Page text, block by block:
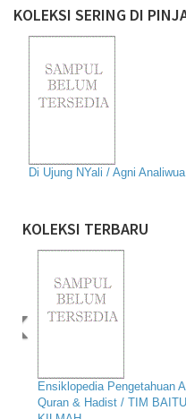
KOLEKSI SERING DI
Di Ujung NYali / Agni Analiwua
KOLEKSI TERBARU
Ensiklopedia Pengetahuan
Quran & Hadist / TIM
‹